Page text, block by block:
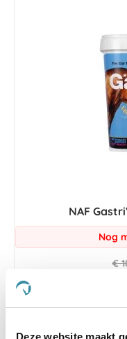
Deze website maakt
NAF
Nog
€